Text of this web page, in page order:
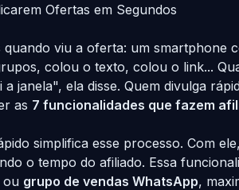
Ofertas em Segundos
viu a oferta: um
colou o texto, colou o link...
ela disse. Quem divulga
as 7 funcionalidades que fazem
simplifica esse processo. Com
o tempo do afiliado. Essa
ou grupo de vendas WhatsApp,